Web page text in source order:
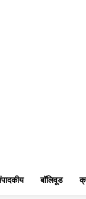
बॉलिवूड